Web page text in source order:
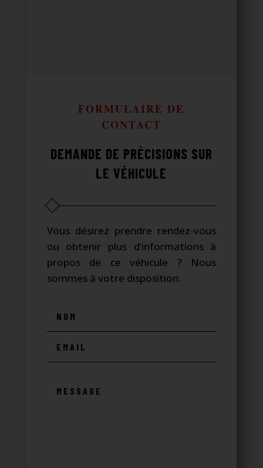
FORMULAIRE DE
CONTACT
DEMANDE DE PRÉCISIONS SUR
LE VÉHICULE
Vous désirez prendre rendez-vous
ou obtenir plus d’informations à
propos de ce véhicule ? Nous
sommes à votre disposition.